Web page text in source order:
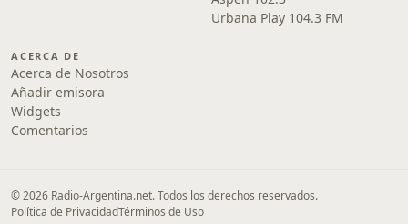
Urbana Play 104.3 FM
ACERCA DE
Acerca de Nosotros
Añadir emisora
Widgets
Comentarios
© 2026 Radio-Argentina.net. Todos los derechos reservados.
Política de PrivacidadTérminos de Uso